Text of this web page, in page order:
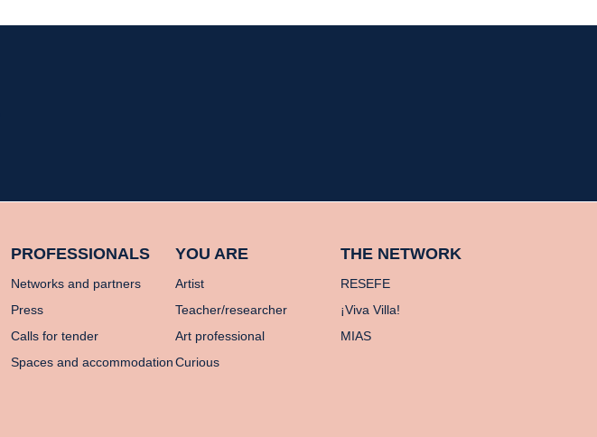
PROFESSIONALS
Networks and partners
Press
Calls for tender
Spaces and accommodation
YOU ARE
Artist
Teacher/researcher
Art professional
Curious
THE NETWORK
RESEFE
¡Viva Villa!
MIAS